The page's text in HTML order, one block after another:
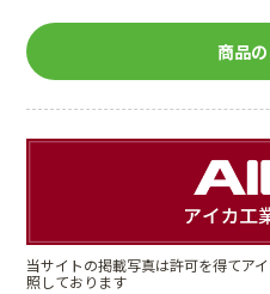
商品
当サイトの掲載写真は許可を得てア
照しております